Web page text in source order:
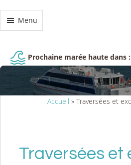
Menu
Prochaine marée haute dans :
Accueil » Traversées et
Traversées et